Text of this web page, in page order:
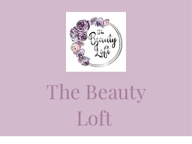
The Beauty
Loft